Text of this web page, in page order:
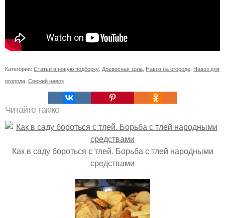
Категории: Статьи в новую подборку Древесная зола Навоз на огороде Навоз для
огорода Свежий навоз
Читайте также
Как в саду бороться с тлей. Борьба с тлей народными
средствами